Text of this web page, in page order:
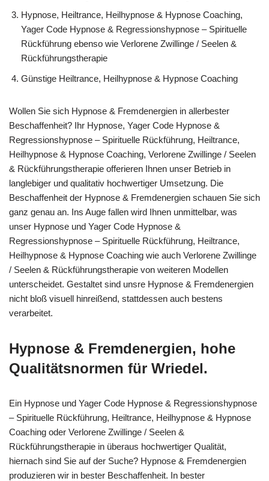
Hypnose, Heiltrance, Heilhypnose & Hypnose Coaching,
Yager Code Hypnose & Regressionshypnose – Spirituelle
Rückführung ebenso wie Verlorene Zwillinge / Seelen &
Rückführungstherapie
Günstige Heiltrance, Heilhypnose & Hypnose Coaching
Wollen Sie sich Hypnose & Fremdenergien in allerbester
Beschaffenheit? Ihr Hypnose, Yager Code Hypnose &
Regressionshypnose – Spirituelle Rückführung, Heiltrance,
Heilhypnose & Hypnose Coaching, Verlorene Zwillinge / Seelen
& Rückführungstherapie offerieren Ihnen unser Betrieb in
langlebiger und qualitativ hochwertiger Umsetzung. Die
Beschaffenheit der Hypnose & Fremdenergien schauen Sie sich
ganz genau an. Ins Auge fallen wird Ihnen unmittelbar, was
unser Hypnose und Yager Code Hypnose &
Regressionshypnose – Spirituelle Rückführung, Heiltrance,
Heilhypnose & Hypnose Coaching wie auch Verlorene Zwillinge
/ Seelen & Rückführungstherapie von weiteren Modellen
unterscheidet. Gestaltet sind unsre Hypnose & Fremdenergien
nicht bloß visuell hinreißend, stattdessen auch bestens
verarbeitet.
Hypnose & Fremdenergien, hohe
Qualitätsnormen für Wriedel.
Ein Hypnose und Yager Code Hypnose & Regressionshypnose
– Spirituelle Rückführung, Heiltrance, Heilhypnose & Hypnose
Coaching oder Verlorene Zwillinge / Seelen &
Rückführungstherapie in überaus hochwertiger Qualität,
hiernach sind Sie auf der Suche? Hypnose & Fremdenergien
produzieren wir in bester Beschaffenheit. In bester